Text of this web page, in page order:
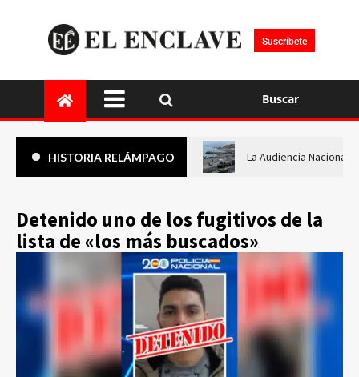
Suscríbete
Buscar
HISTORIA RELÁMPAGO La Audiencia Nacional
Detenido uno de los fugitivos de la
lista de «los más buscados»